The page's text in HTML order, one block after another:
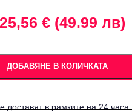
25,56 € (49.99 лв)
ДОБАВЯНЕ В КОЛИЧКАТА
доставят в рамките на 24 часа.